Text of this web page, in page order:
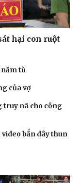
hại con ruột
năm tù
của vợ
truy nã cho công
bắn dây thun